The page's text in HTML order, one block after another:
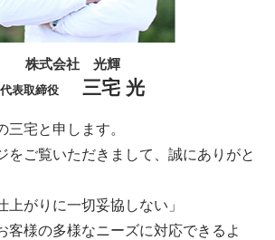
株式会社 光輝
代表取締役 三宅 光
三宅と申します。
をご覧いただきまして、誠にありがと
上がりに一切妥協しない」
客様の多様なニーズに対応できるよ